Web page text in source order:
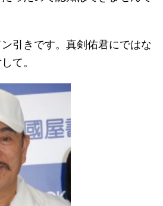
引きです。真剣佑君にではな
て。